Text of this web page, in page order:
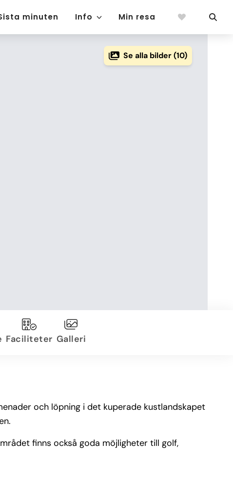
minuten Info Min resa
Se alla bilder (10)
Faciliteter Galleri
och löpning i det kuperade kustlandskapet
finns också goda möjligheter till golf,